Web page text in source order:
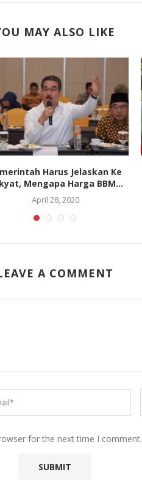
MAY ALSO LIKE
Harus Jelaskan Ke
Mengapa Harga BBM...
April 28, 2020
A COMMENT
for the next time I comment.